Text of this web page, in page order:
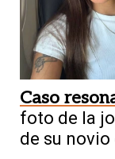
Caso
foto de la
de su novio